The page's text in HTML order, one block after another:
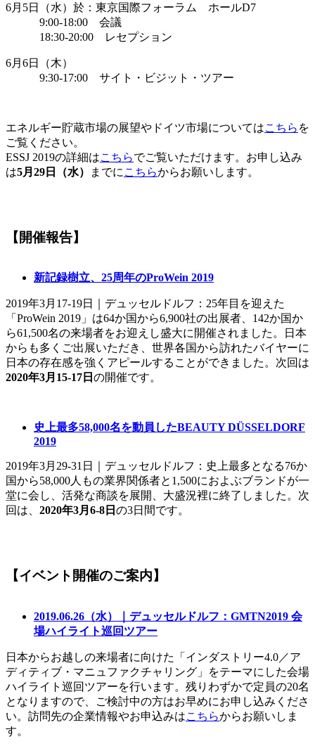
6月5日（水）於：東京国際フォーラム ホールD7
9:00-18:00 会議
18:30-20:00 レセプション
6月6日（木）
9:30-17:00 サイト・ビジット・ツアー
エネルギー貯蔵市場の展望やドイツ市場についてはこちら を
ご覧ください。
ESSJ 2019の詳細はこちらでご覧いただけます。お申し込み
は5月29日（水） までに こちらからお願いします。
【開催報告】
新記録樹立、25周年のProWein 2019
2019年3月17-19日｜デュッセルドルフ：25年目を迎えた
「ProWein 2019」は64か国から6,900社の出展者、142か国か
ら61,500名の来場者をお迎えし盛大に開催されました。日本
からも多くご出展いただき、世界各国から訪れたバイヤーに
日本の存在感を強くアピールすることができました。次回は
2020年3月15-17日 の開催です。
史上最多58,000名を動員したBEAUTY DÜSSELDORF
2019
2019年3月29-31日｜デュッセルドルフ：史上最多となる76か
国から58,000人もの業界関係者と1,500におよぶブランドが一
堂に会し、活発な商談を展開、大盛況裡に終了しました。次
回は、 2020年3月6-8日 の3日間です。
【イベント開催のご案内】
2019.06.26（水）｜デュッセルドルフ：GMTN2019 会
場ハイライト巡回ツアー
日本からお越しの来場者に向けた「インダストリー4.0／ア
ディティブ・マニュファクチャリング」をテーマにした会場
ハイライト巡回ツアーを行います。残りわずかで定員の20名
となりますので、ご検討中の方はお早めにお申し込みくださ
い。訪問先の企業情報やお申込みはこちらからお願いしま
す。